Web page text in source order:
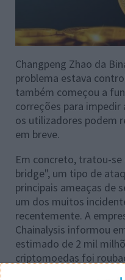
Changpeng Zhao da
problema estava
também começou a
correções para impedir
os utilizadores podem
em breve.
Em concreto, tratou-se
bridge", um tipo de
principais ameaças de
um dos muitos
recentemente. A
Chainalysis informou
estimado de 2 mil
criptomoedas foi